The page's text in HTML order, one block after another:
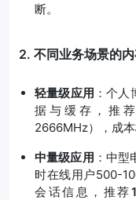
断。
2. 不同业务场景的
轻量级应用 ：个
据与缓存，推荐
2666MHz），成本
中量级应用 ：中
时在线用户500-
会话信息，推荐